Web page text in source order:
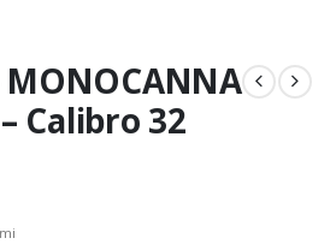
MONOCANNA
Calibro 32